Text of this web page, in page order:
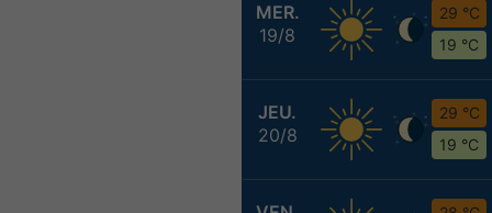
MER.
19/8
29 °C
19 °C
JEU.
20/8
29 °C
19 °C